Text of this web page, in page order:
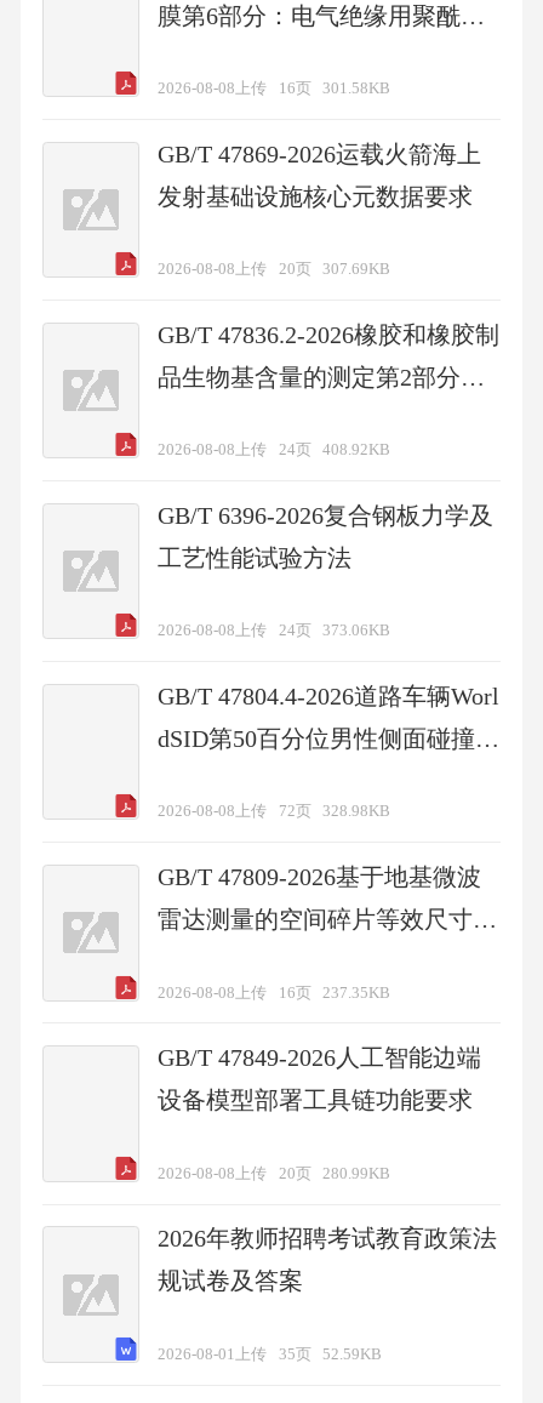
膜第6部分：电气绝缘用聚酰亚
2026-08-08上传 16页 301.58KB
GB/T 47869-2026运载火箭海上
发射基础设施核心元数据要求
2026-08-08上传 20页 307.69KB
GB/T 47836.2-2026橡胶和橡胶制
品生物基含量的测定第2部分：
2026-08-08上传 24页 408.92KB
GB/T 6396-2026复合钢板力学及
工艺性能试验方法
2026-08-08上传 24页 373.06KB
GB/T 47804.4-2026道路车辆Worl
dSID第50百分位男性侧面碰撞假
用户手册
2026-08-08上传 72页 328.98KB
GB/T 47809-2026基于地基微波
雷达测量的空间碎片等效尺寸估
2026-08-08上传 16页 237.35KB
GB/T 47849-2026人工智能边端
设备模型部署工具链功能要求
2026-08-08上传 20页 280.99KB
2026年教师招聘考试教育政策法
规试卷及答案
2026-08-01上传 35页 52.59KB